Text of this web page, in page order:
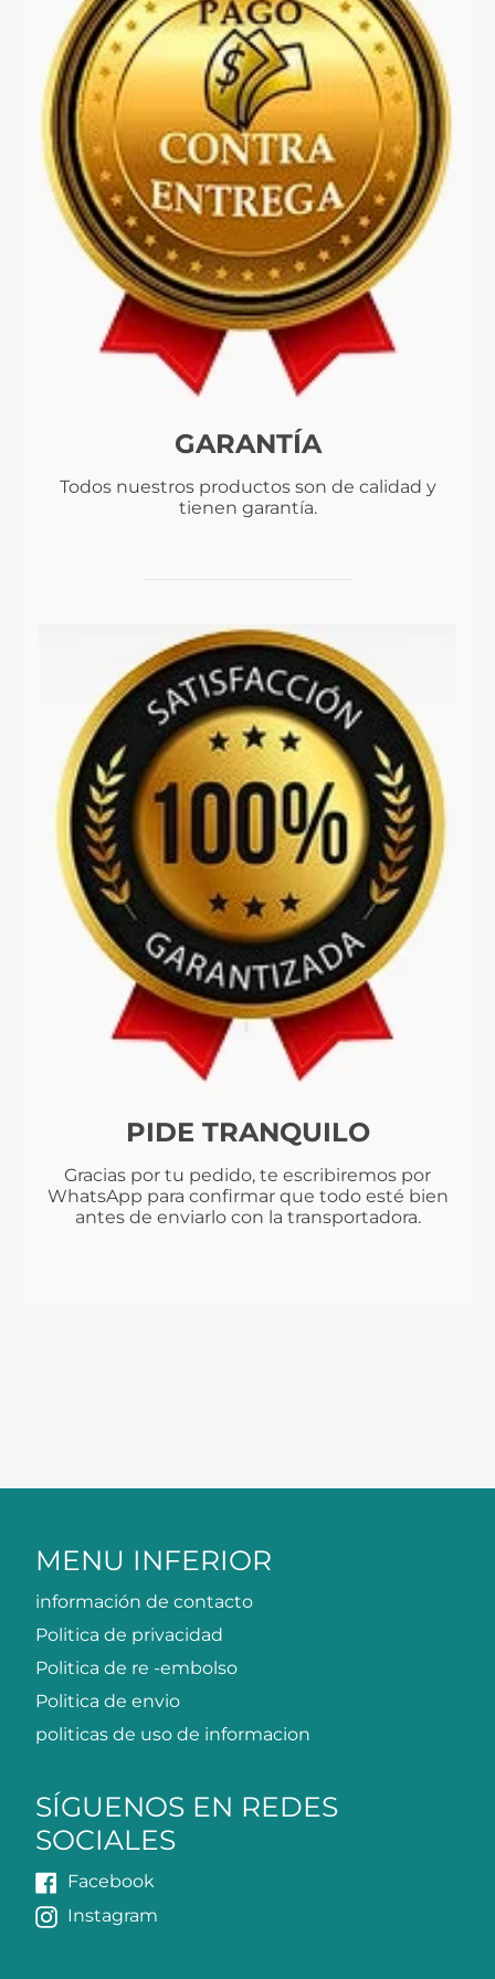
GARANTÍA
Todos nuestros productos son de calidad y
tienen garantía.
PIDE TRANQUILO
Gracias por tu pedido, te escribiremos por
WhatsApp para confirmar que todo esté bien
antes de enviarlo con la transportadora.
MENU INFERIOR
información de contacto
Politica de privacidad
Politica de re -embolso
Politica de envio
politicas de uso de informacion
SÍGUENOS EN REDES
SOCIALES
Facebook
Instagram